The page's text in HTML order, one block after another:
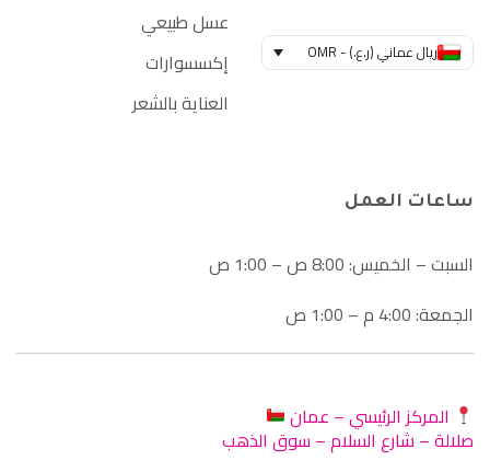
ريال عماني (ر.ع.) - OMR
عسل طبيعي
إكسسوارات
العناية بالشعر
ساعات العمل
السبت – الخميس: 8:00 ص – 1:00 ص
الجمعة: 4:00 م – 1:00 ص
المركز الرئيسي – عمان
صلالة – شارع السلام – سوق الذهب